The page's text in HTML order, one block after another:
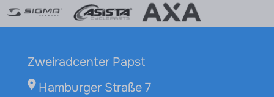
Zweiradcenter Papst
Hamburger Straße 7